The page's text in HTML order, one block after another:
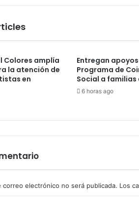
Colores amplía
la atención de
en
Entregan
Programa de
Social a familias
6 horas ago
correo electrónico no será publicada. Los